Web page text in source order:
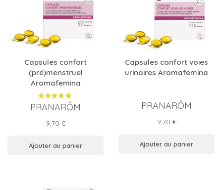
Capsules confort
(pré)menstruel
Aromafemina
PRANARÔM
Prix
9,70 €
Ajouter au panier
Capsules confort voies
urinaires Aromafemina
PRANARÔM
Prix
9,70 €
Ajouter au panier